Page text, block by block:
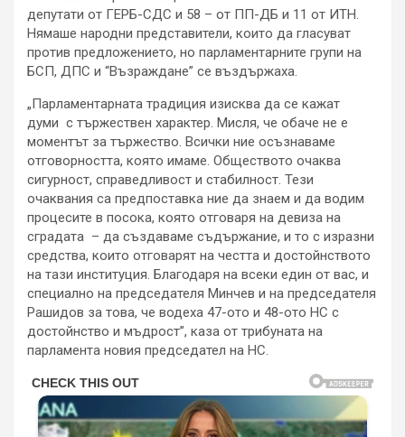
депутати от ГЕРБ-СДС и 58 – от ПП-ДБ и 11 от ИТН.
Нямаше народни представители, които да гласуват
против предложението, но парламентарните групи на
БСП, ДПС и “Възраждане” се въздържаха.
„Парламентарната традиция изисква да се кажат
думи с тържествен характер. Мисля, че обаче не е
моментът за тържество. Всички ние осъзнаваме
отговорността, която имаме. Обществото очаква
сигурност, справедливост и стабилност. Тези
очаквания са предпоставка ние да знаем и да водим
процесите в посока, която отговаря на девиза на
сградата – да създаваме съдържание, и то с изразни
средства, които отговарят на честта и достойнството
на тази институция. Благодаря на всеки един от вас, и
специално на председателя Минчев и на председателя
Рашидов за това, че водеха 47-ото и 48-ото НС с
достойнство и мъдрост”, каза от трибуната на
парламента новия председател на НС.